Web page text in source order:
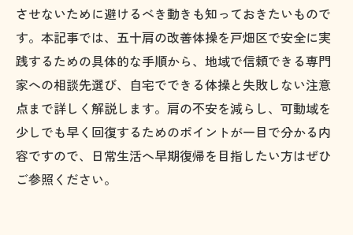
させないために避けるべき動きも知っておきたいもので
す。本記事では、五十肩の改善体操を戸畑区で安全に実
践するための具体的な手順から、地域で信頼できる専門
家への相談先選び、自宅でできる体操と失敗しない注意
点まで詳しく解説します。肩の不安を減らし、可動域を
少しでも早く回復するためのポイントが一目で分かる内
容ですので、日常生活へ早期復帰を目指したい方はぜひ
ご参照ください。